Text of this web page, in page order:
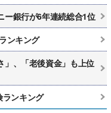
ー銀行が6年連続総合1位
ンキング
」、「老後資金」も上位
ランキング